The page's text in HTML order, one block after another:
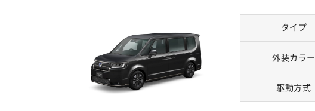
タイプ
外装カラー
駆動方式